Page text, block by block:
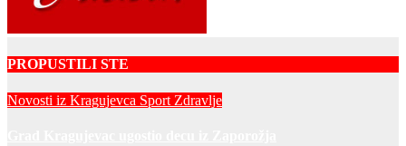
PROPUSTILI STE
Novosti iz Kragujevca Sport Zdravlje